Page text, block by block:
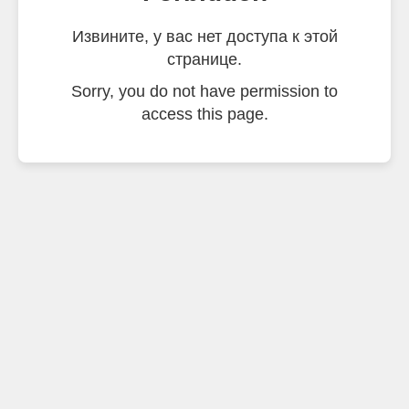
Извините, у вас нет доступа к этой
странице.
Sorry, you do not have permission to
access this page.